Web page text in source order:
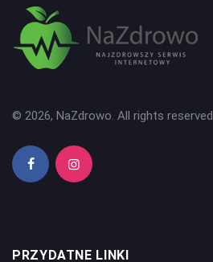
© 2026, NaZdrowo. All rights reserved
PRZYDATNE LINKI